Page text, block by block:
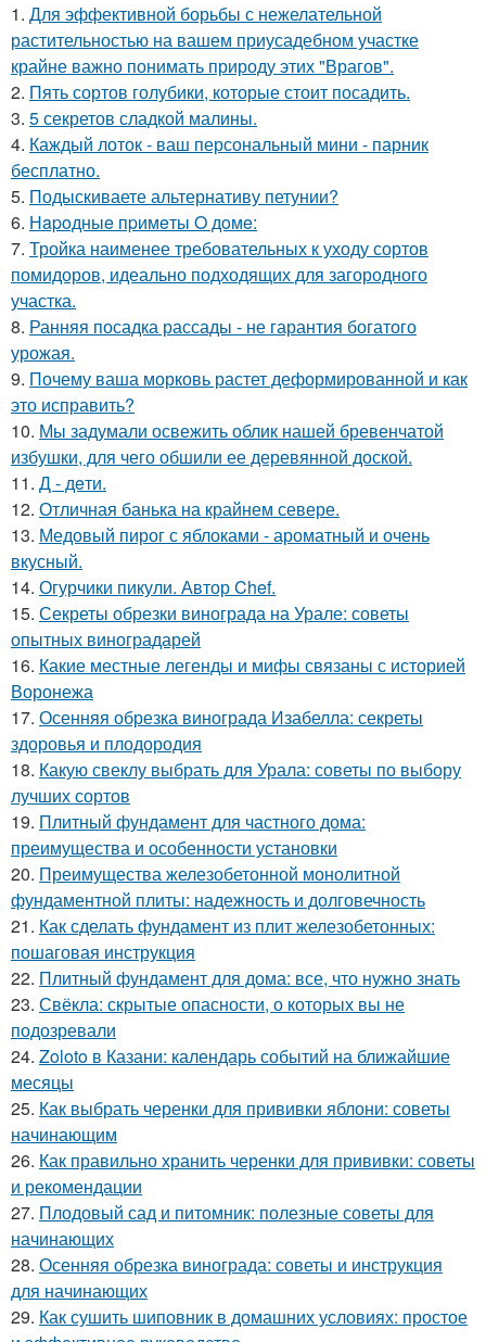
1. Для эффективной борьбы с нежелательной
растительностью на вашем приусадебном участке
крайне важно понимать природу этих "Врагов".
2. Пять сортов голубики, которые стоит посадить.
3. 5 секретов сладкой малины.
4. Каждый лоток - ваш персональный мини - парник
бесплатно.
5. Подыскиваете альтернативу петунии?
6. Нapoдныe пpимeты O дoмe:
7. Тройка наименее требовательных к уходу сортов
помидоров, идеально подходящих для загородного
участка.
8. Ранняя посадка рассады - не гарантия богатого
урожая.
9. Почему ваша морковь растет деформированной и как
это исправить?
10. Мы задумали освежить облик нашей бревенчатой
избушки, для чего обшили ее деревянной доской.
11. Д - дeти.
12. Отличная банька на крайнем севере.
13. Медовый пирог с яблоками - ароматный и очень
вкусный.
14. Огурчики пикули. Автор Chef.
15. Секреты обрезки винограда на Урале: советы
опытных виноградарей
16. Какие местные легенды и мифы связаны с историей
Воронежа
17. Осенняя обрезка винограда Изабелла: секреты
здоровья и плодородия
18. Какую свеклу выбрать для Урала: советы по выбору
лучших сортов
19. Плитный фундамент для частного дома:
преимущества и особенности установки
20. Преимущества железобетонной монолитной
фундаментной плиты: надежность и долговечность
21. Как сделать фундамент из плит железобетонных:
пошаговая инструкция
22. Плитный фундамент для дома: все, что нужно знать
23. Свёкла: скрытые опасности, о которых вы не
подозревали
24. Zoloto в Казани: календарь событий на ближайшие
месяцы
25. Как выбрать черенки для прививки яблони: советы
начинающим
26. Как правильно хранить черенки для прививки: советы
и рекомендации
27. Плодовый сад и питомник: полезные советы для
начинающих
28. Осенняя обрезка винограда: советы и инструкция
для начинающих
29. Как сушить шиповник в домашних условиях: простое